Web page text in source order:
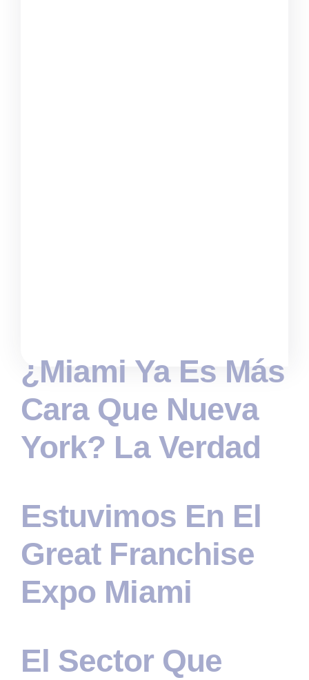
¿Miami Ya Es Más
Cara Que Nueva
York? La Verdad
Estuvimos En El
Great Franchise
Expo Miami
El Sector Que